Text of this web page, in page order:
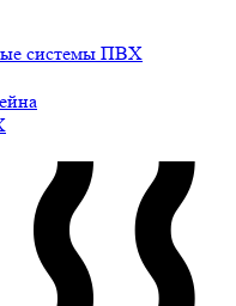
системы ПВХ